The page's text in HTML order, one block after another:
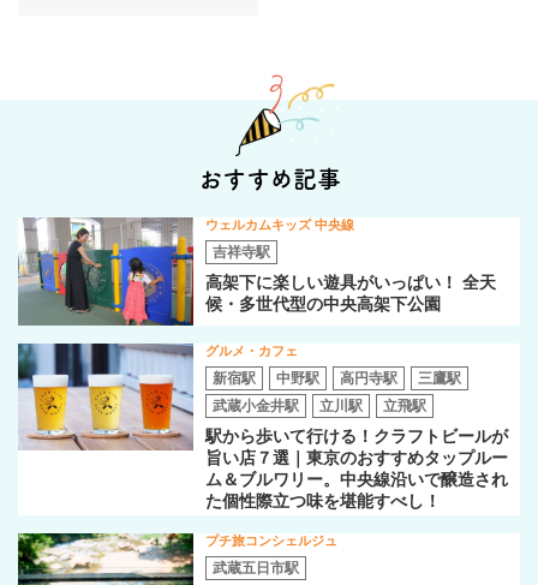
おすすめ記事
ウェルカムキッズ 中央線
吉祥寺駅
高架下に楽しい遊具がいっぱい！ 全天
候・多世代型の中央高架下公園
グルメ・カフェ
新宿駅 中野駅 高円寺駅
三鷹駅
武蔵小金井駅
立川駅 立飛駅
駅から歩いて行ける！クラフトビールが
旨い店７選｜東京のおすすめタップルー
ム＆ブルワリー。中央線沿いで醸造され
た個性際立つ味を堪能すべし！
プチ旅コンシェルジュ
武蔵五日市駅